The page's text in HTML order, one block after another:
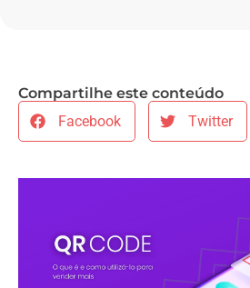
Compartilhe este conteúdo
Facebook
Twitter